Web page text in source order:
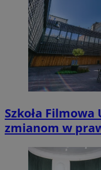
Szkoła
zmianom w